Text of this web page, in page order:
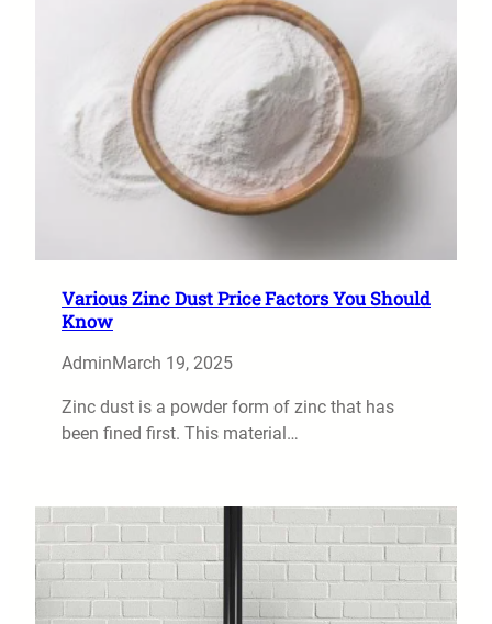
Various Zinc Dust Price Factors You Should
Know
AdminMarch 19, 2025
Zinc dust is a powder form of zinc that has
been fined first. This material…